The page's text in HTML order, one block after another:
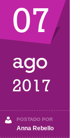
07
ago
2017
POSTADO POR
Anna Rebello